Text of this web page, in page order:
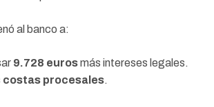
al banco a:
9.728 eurosmás intereses legales.
costas procesales.